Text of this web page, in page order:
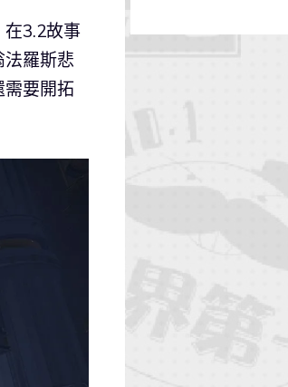
3.2故事
羅斯悲
需要開拓